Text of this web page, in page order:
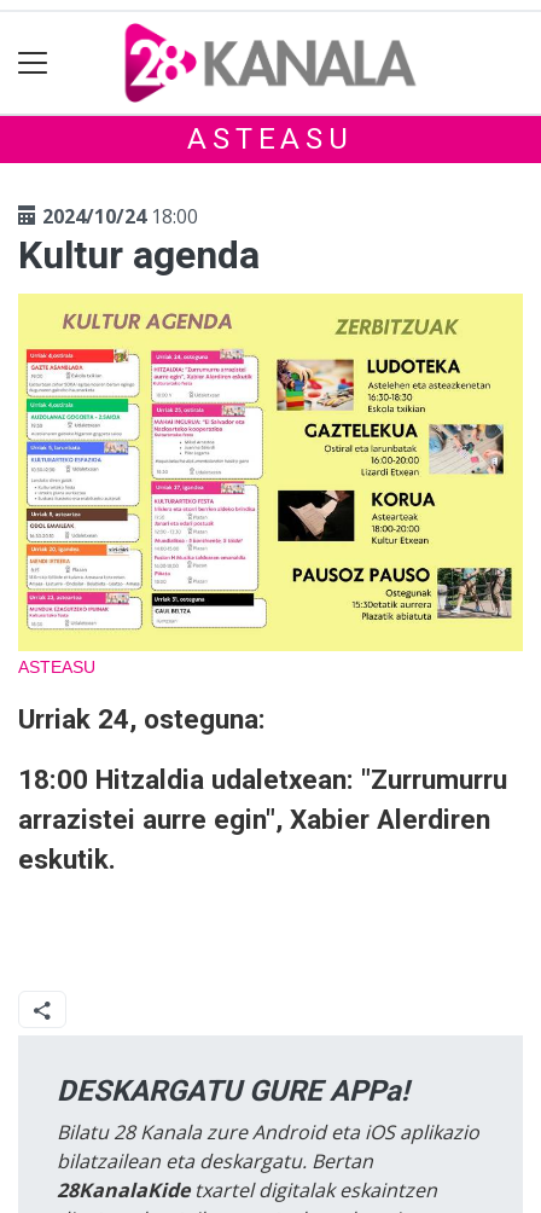
ASTEASU
2024/10/2418:00
Kultur agenda
ASTEASU
Urriak 24, osteguna:
18:00 Hitzaldia udaletxean: "Zurrumurru
arrazistei aurre egin", Xabier Alerdiren
eskutik.
DESKARGATU GURE APPa!
Bilatu 28 Kanala zure Android eta iOS aplikazio
bilatzailean eta deskargatu. Bertan
28KanalaKidetxartel digitalak eskaintzen